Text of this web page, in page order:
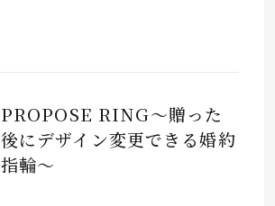
PROPOSE RING～贈った
後にデザイン変更できる婚約
指輪～